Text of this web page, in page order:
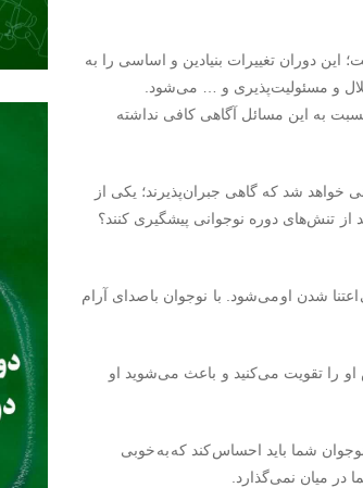
دوران تغییرات بنیادین و اساسی را به
و مسئولیت‌پذیری و … می‌شود.
به این مسائل آگاهی کافی نداشته
خواهد شد که گاهی جبران‌پذیرند؛ یکی از
از تنش‌های دوره نوجوانی پیشگیری کنند؟
شدن او می‌شود. با نوجوان با صدای آرام
او را تقویت می‌کنید و باعث می‌شوید او
شما باید احساس کند که به خوبی
در میان نمی‌گذارد.